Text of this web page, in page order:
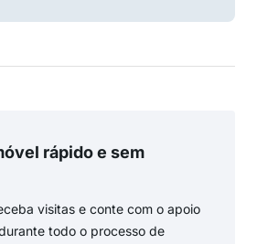
rápido e sem
visitas e conte com o apoio
todo o processo de